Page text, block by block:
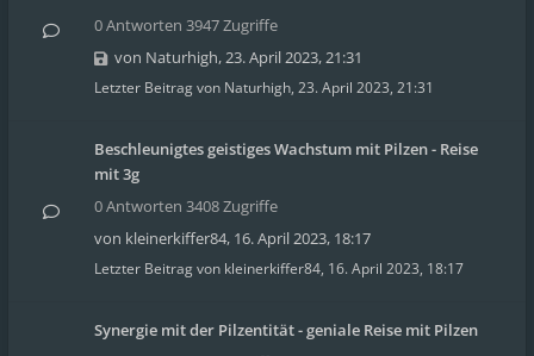
0 Antworten 3947 Zugriffe
von Naturhigh,23. April 2023, 21:31
Letzter Beitrag von Naturhigh, 23. April 2023, 21:31
Beschleunigtes geistiges Wachstum mit Pilzen - Reise
mit 3g
0 Antworten 3408 Zugriffe
von kleinerkiffer84, 16. April 2023, 18:17
Letzter Beitrag von kleinerkiffer84, 16. April 2023, 18:17
Synergie mit der Pilzentität - geniale Reise mit Pilzen